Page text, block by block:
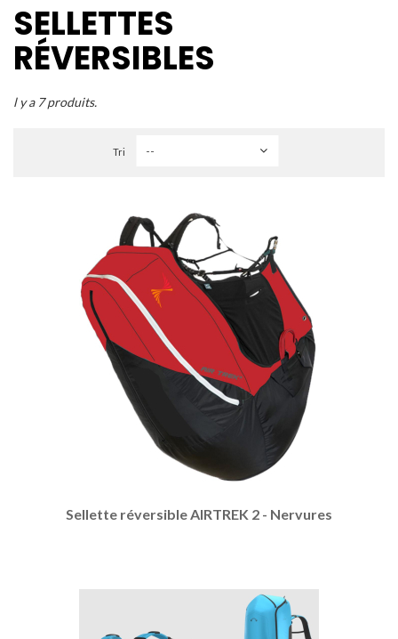
SELLETTES
RÉVERSIBLES
l y a 7 produits.
Tri
Sellette réversible AIRTREK 2 - Nervures